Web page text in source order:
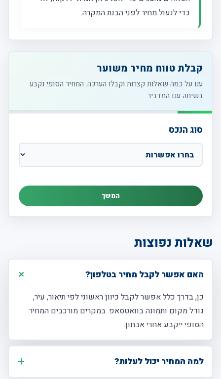
כדי לנעול מחיר לפני הבנת המקרה.
קבלת טווח מחיר משוער
ענו על כמה שאלות קצרות וקבלו הערכה. המחיר הסופי נקבע
בשיחה עם המדביר.
סוג הנכס
המשך
שאלות נפוצות
האם אפשר לקבל מחיר בטלפון?
כן, בדרך כלל אפשר לקבל כיוון ראשוני לפי תיאור, עיר,
גודל מקום ותמונה בוואטסאפ. במקרים מורכבים המחיר
הסופי ייקבע אחרי אבחון.
למה המחיר יכול לעלות?